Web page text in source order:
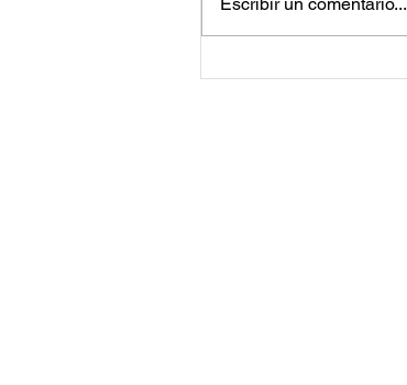
Escribir un comentario...